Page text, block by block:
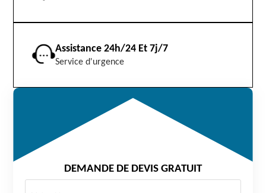
Assistance 24h/24 Et 7j/7
Service d'urgence
DEMANDE DE DEVIS GRATUIT